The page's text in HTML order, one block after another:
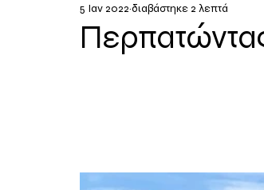
5 Ιαν 2022 διαβάστηκε 2 λεπτά